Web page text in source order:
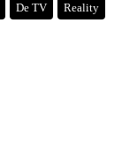
De TV
Reality